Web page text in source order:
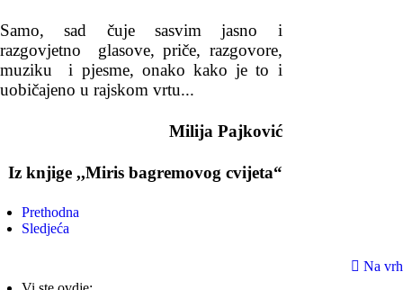
Samo, sad čuje sasvim jasno i
razgovjetno glasove, priče, razgovore,
muziku i pjesme, onako kako je to i
uobičajeno u rajskom vrtu...
Milija Pajković
Iz knjige ,,Miris bagremovog cvijeta“
Prethodna
Sledjeća
Na vrh